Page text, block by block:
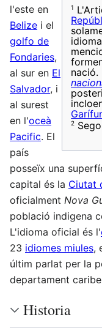
1
2
l'este en
Belize i el
golfo de
Fondaries,
al sur en El
Salvador, i
al surest
en l'oceà
Pacific. El
país
posseïx una
capital és la Ciutat
oficialment Nova
població indigena
L'idioma oficial és l'
23 idiomes miules,
últim parlat per la
departament
Historia